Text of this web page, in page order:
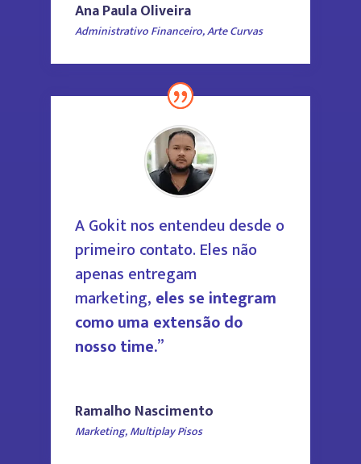
Ana Paula Oliveira
Administrativo Financeiro,Arte Curvas
A Gokit nos entendeu desde o
primeiro contato. Eles não
apenas entregam
marketing, eles se integram
como uma extensão do
nosso time.”
Ramalho Nascimento
Marketing,Multiplay Pisos